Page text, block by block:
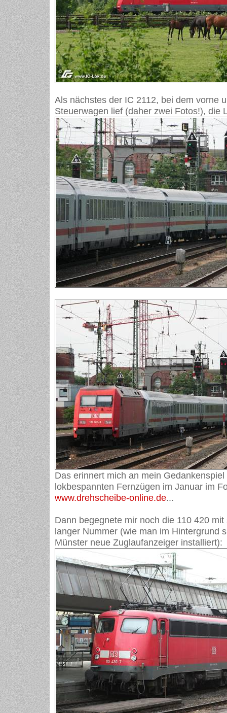
Als nächstes der IC 2112, bei dem vorne
Steuerwagen lief (daher zwei Fotos!), die
Das erinnert mich an mein
lokbespannten Fernzügen im Januar im
www.drehscheibe-online.de...
Dann begegnete mir noch die 110 420
langer Nummer (wie man im Hintergrund
Münster neue Zuglaufanzeiger installiert):